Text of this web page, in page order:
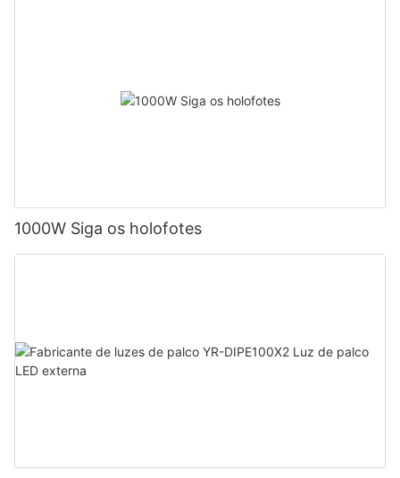
1000W Siga os holofotes